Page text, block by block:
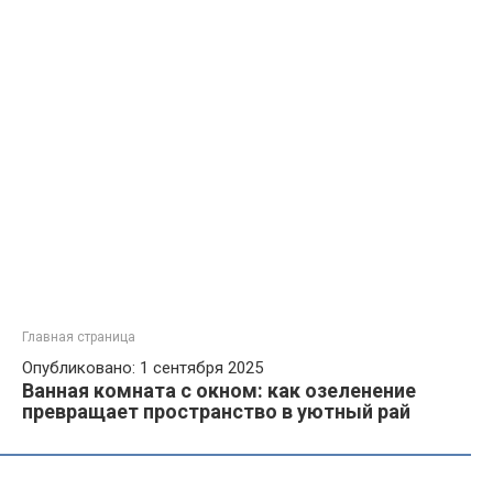
Главная страница
Опубликовано: 1 сентября 2025
Ванная комната с окном: как озеленение
превращает пространство в уютный рай